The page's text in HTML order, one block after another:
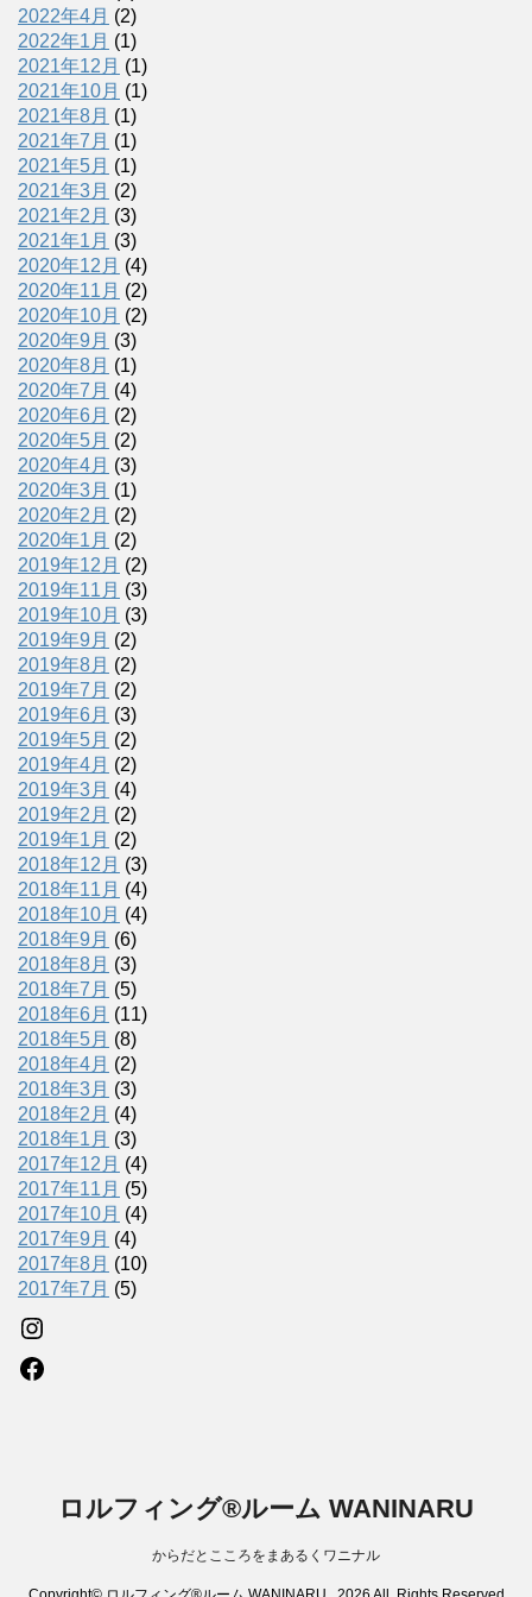
2022年4月 (2)
2022年1月 (1)
2021年12月 (1)
2021年10月 (1)
2021年8月 (1)
2021年7月 (1)
2021年5月 (1)
2021年3月 (2)
2021年2月 (3)
2021年1月 (3)
2020年12月 (4)
2020年11月 (2)
2020年10月 (2)
2020年9月 (3)
2020年8月 (1)
2020年7月 (4)
2020年6月 (2)
2020年5月 (2)
2020年4月 (3)
2020年3月 (1)
2020年2月 (2)
2020年1月 (2)
2019年12月 (2)
2019年11月 (3)
2019年10月 (3)
2019年9月 (2)
2019年8月 (2)
2019年7月 (2)
2019年6月 (3)
2019年5月 (2)
2019年4月 (2)
2019年3月 (4)
2019年2月 (2)
2019年1月 (2)
2018年12月 (3)
2018年11月 (4)
2018年10月 (4)
2018年9月 (6)
2018年8月 (3)
2018年7月 (5)
2018年6月 (11)
2018年5月 (8)
2018年4月 (2)
2018年3月 (3)
2018年2月 (4)
2018年1月 (3)
2017年12月 (4)
2017年11月 (5)
2017年10月 (4)
2017年9月 (4)
2017年8月 (10)
2017年7月 (5)
Instagram
Facebook
ロルフィング®ルーム WANINARU
からだとこころをまあるくワニナル